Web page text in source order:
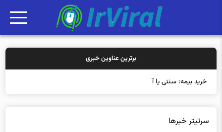
برترین عناوین خبری
خرید بیمه: سنتی یا آنلاین؟ ک
سرتیتر خبرها